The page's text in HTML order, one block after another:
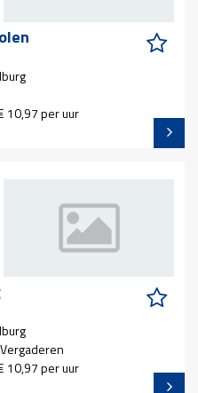
10,97 per uur
10,97 per uur